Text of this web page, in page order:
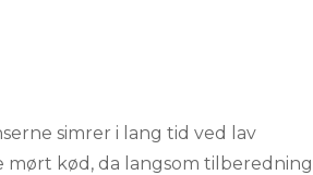
simrer i lang tid ved lav
kød, da langsom tilberedning